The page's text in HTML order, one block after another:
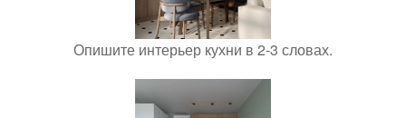
Опишите интерьер кухни в 2-3 словах.